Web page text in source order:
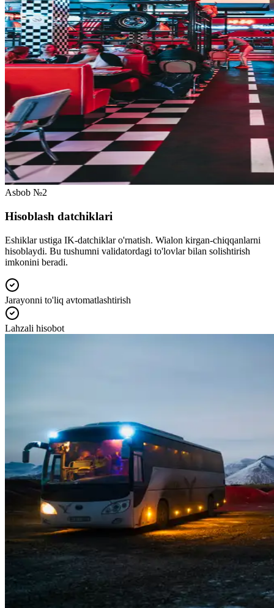
Asbob №2
Hisoblash datchiklari
Eshiklar ustiga IK-datchiklar o'rnatish. Wialon kirgan-chiqqanlarni
hisoblaydi. Bu tushumni validatordagi to'lovlar bilan solishtirish
imkonini beradi.
Jarayonni to'liq avtomatlashtirish
Lahzali hisobot